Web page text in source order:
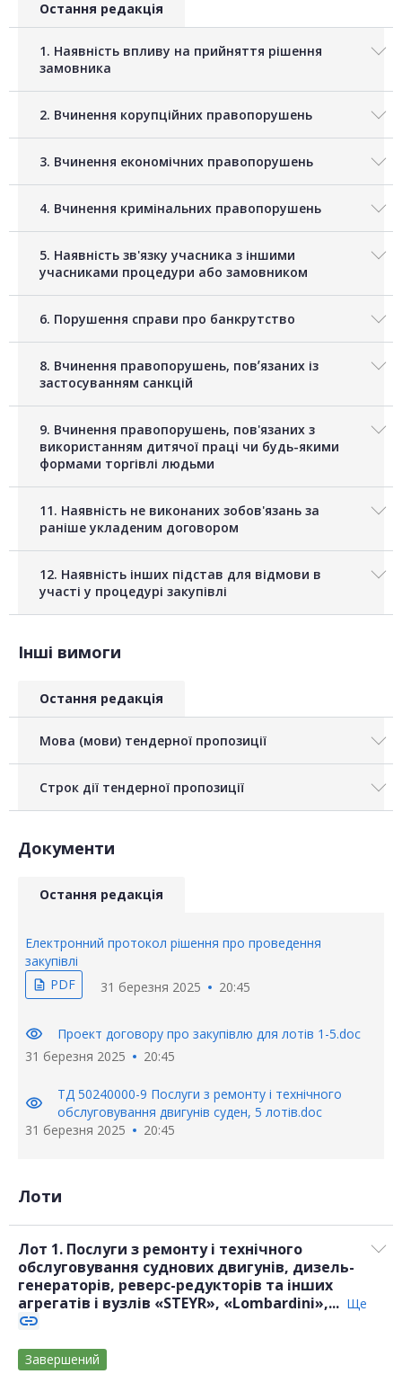
Остання редакція
1. Наявність впливу на прийняття рішення
замовника
2. Вчинення корупційних правопорушень
3. Вчинення економічних правопорушень
4. Вчинення кримінальних правопорушень
5. Наявність зв'язку учасника з іншими
учасниками процедури або замовником
6. Порушення справи про банкрутство
8. Вчинення правопорушень, повʼязаних із
застосуванням санкцій
9. Вчинення правопорушень, пов'язаних з
використанням дитячої праці чи будь-якими
формами торгівлі людьми
11. Наявність не виконаних зобов'язань за
раніше укладеним договором
12. Наявність інших підстав для відмови в
участі у процедурі закупівлі
Інші вимоги
Остання редакція
Мова (мови) тендерної пропозиції
Строк дії тендерної пропозиції
Документи
Остання редакція
Електронний протокол рішення про проведення
закупівлі
description PDF 31 березня 2025 20:45
visibility
Проект договору про закупівлю для лотів 1-5.doc
31 березня 2025
20:45
visibility
ТД 50240000-9 Послуги з ремонту і технічного
обслуговування двигунів суден, 5 лотів.doc
31 березня 2025
20:45
Лоти
Лот 1. Послуги з ремонту і технічного
обслуговування суднових двигунів, дизель-
генераторів, реверс-редукторів та інших
агрегатів і вузлів «STEYR», «Lombardini»,... Ще
link
Завершений